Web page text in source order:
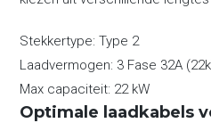
Stekkertype: Type 2
Laadvermogen: 3 Fase 32A
Max capaciteit: 22 kW
Optimale laadkabels